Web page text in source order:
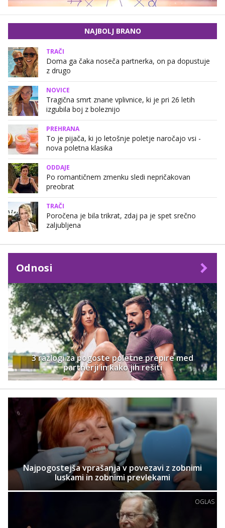
NAJBOLJ BRANO
TRAČI
Doma ga čaka noseča partnerka, on pa dopustuje
z drugo
NOVICE
Tragična smrt znane vplivnice, ki je pri 26 letih
izgubila boj z boleznijo
PREHRANA
To je pijača, ki jo letošnje poletje naročajo vsi -
nova poletna klasika
ODDAJE
Po romantičnem zmenku sledi nepričakovan
preobrat
TRAČI
Poročena je bila trikrat, zdaj pa je spet srečno
zaljubljena
Odnosi
3 razlogi za pogoste poletne prepire med
partnerji in kako jih rešiti
Najpogostejša vprašanja v povezavi z zobnimi
luskami in zobnimi prevlekami
OGLAS